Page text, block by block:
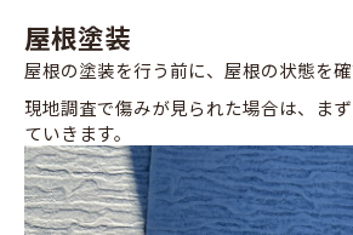
屋根塗装
屋根の塗装を行う前に、屋根の状態を確
現地調査で傷みが見られた場合は、ま
ていきます。